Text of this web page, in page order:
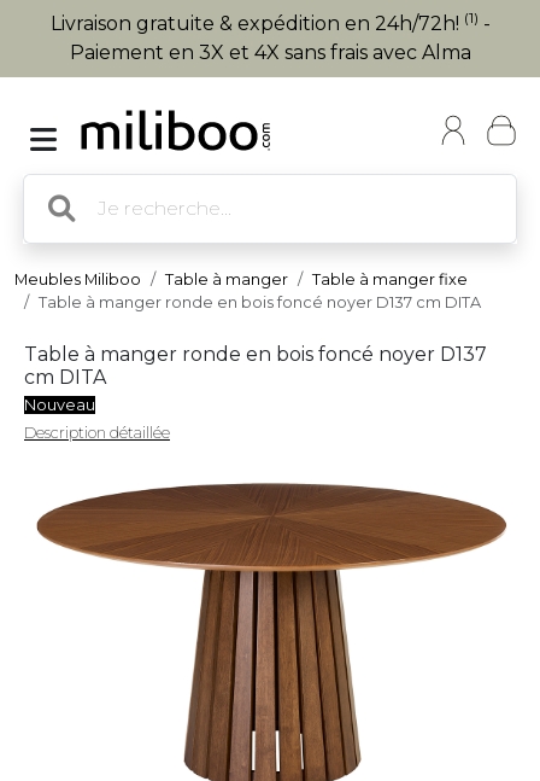
Livraison gratuite & expédition en 24h/72h! (1) -
Paiement en 3X et 4X sans frais avec Alma
Meubles Miliboo Table à manger
Table à manger fixe
Table à manger ronde en bois foncé noyer D137 cm DITA
Table à manger ronde en bois foncé noyer D137
cm DITA
Nouveau
Description détaillée